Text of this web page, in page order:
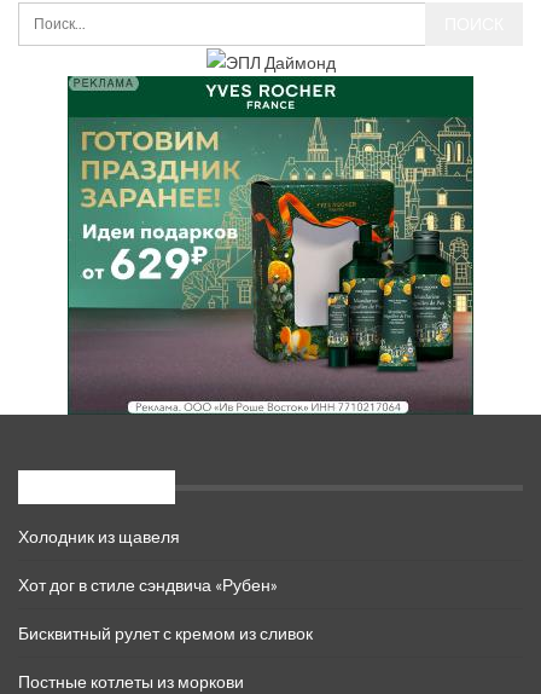
Холодник из щавеля
Хот дог в стиле сэндвича «Рубен»
Бисквитный рулет с кремом из сливок
Постные котлеты из моркови